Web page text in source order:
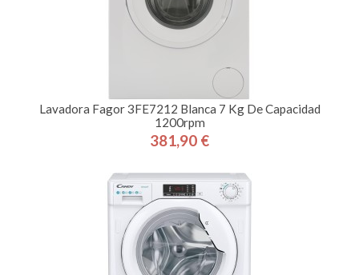
Lavadora Fagor 3FE7212 Blanca 7 Kg De Capacidad
1200rpm
Precio
381,90 €